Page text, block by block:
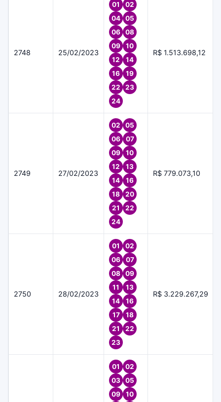
2748 25/02/2023
01
02
04
05
06
08
09
10
12
14
16
19
22
23
24
R$ 1.513.698,12
2749 27/02/2023
02
05
06
07
09
10
12
13
14
16
18
20
21
22
24
R$ 779.073,10
2750 28/02/2023
01
02
06
07
08
09
11
13
14
16
17
18
21
22
23
R$ 3.229.267,29
01
02
03
05
09
10